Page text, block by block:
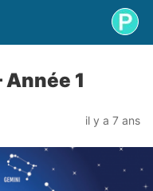
1
il y a 7 ans